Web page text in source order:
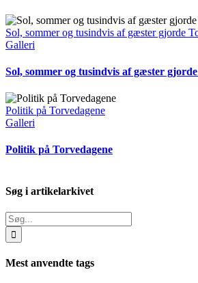
Sol, sommer og tusindvis af gæster gjorde
Galleri
Sol, sommer og tusindvis af gæster
Politik på Torvedagene
Galleri
Politik på Torvedagene
Søg i artikelarkivet
Søg
efter:
Mest anvendte tags